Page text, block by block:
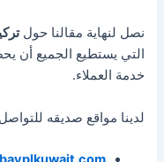
نصل لنهاية مقالنا حول
التي يستطيع الجميع أن
خدمة العملاء.
لدينا مواقع صديقه